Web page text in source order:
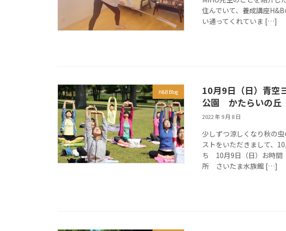
住んでいて、養成講座
い通ってくれていま […]
H&B Blog
10月9日（日）青
公園 かたらいの丘
2022 年 9 月 8 日
少しずつ涼しくなり秋の
ストをいただきまして、
ち 10月9日（日）お時間
所 さいたま水族館 […]